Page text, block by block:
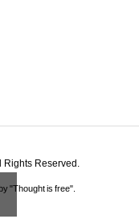
Rights Reserved.
"Thought is free".